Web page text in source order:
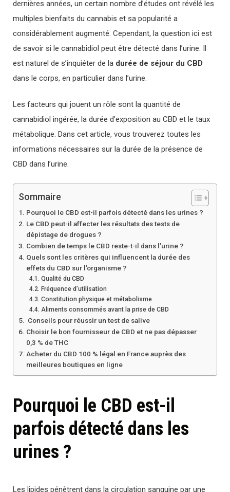
dernières années, un certain nombre d’études ont révélé les
multiples bienfaits du cannabis et sa popularité a
considérablement augmenté. Cependant, la question ici est
de savoir si le cannabidiol peut être détecté dans l’urine. Il
est naturel de s’inquiéter de la durée de séjour du CBD
dans le corps, en particulier dans l’urine.
Les facteurs qui jouent un rôle sont la quantité de
cannabidiol ingérée, la durée d’exposition au CBD et le taux
métabolique. Dans cet article, vous trouverez toutes les
informations nécessaires sur la durée de la présence de
CBD dans l’urine.
Sommaire
Pourquoi le CBD est-il parfois détecté dans les urines ?
Le CBD peut-il affecter les résultats des tests de
dépistage de drogues ?
Combien de temps le CBD reste-t-il dans l’urine ?
Quels sont les critères qui influencent la durée des
effets du CBD sur l’organisme ?
Qualité du CBD
Fréquence d’utilisation
Constitution physique et métabolisme
Aliments consommés avant la prise de CBD
Conseils pour réussir un test de salive
Choisir le bon fournisseur de CBD et ne pas dépasser
0,3 % de THC
Acheter du CBD 100 % légal en France auprès des
meilleures boutiques en ligne
Pourquoi le CBD est-il
parfois détecté dans les
urines ?
Les lipides pénètrent dans la circulation sanguine par une